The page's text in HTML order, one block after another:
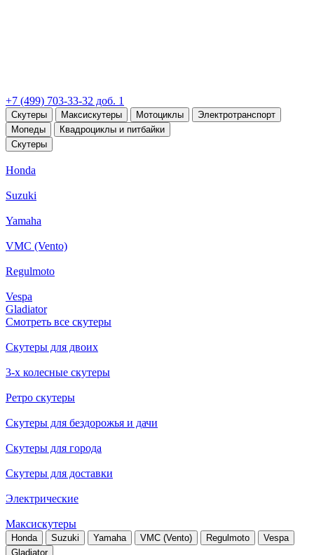
+7 (499) 703-33-32 доб. 1
Скутеры Максискутеры Мотоциклы
Электротранспорт
Мопеды
Квадроциклы и питбайки
Скутеры
Honda
Suzuki
Yamaha
VMC (Vento)
Regulmoto
Vespa
Gladiator
Смотреть все скутеры
Скутеры для двоих
3-х колесные скутеры
Ретро скутеры
Скутеры для бездорожья и дачи
Скутеры для города
Скутеры для доставки
Электрические
Максискутеры
Honda Suzuki Yamaha VMC (Vento) Regulmoto
Vespa
Gladiator